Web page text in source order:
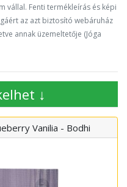
vállal. Fenti termékleírás és képi
az azt biztosító webáruház
annak üzemeltetője (Jóga
↓
Vanilia - Bodhi